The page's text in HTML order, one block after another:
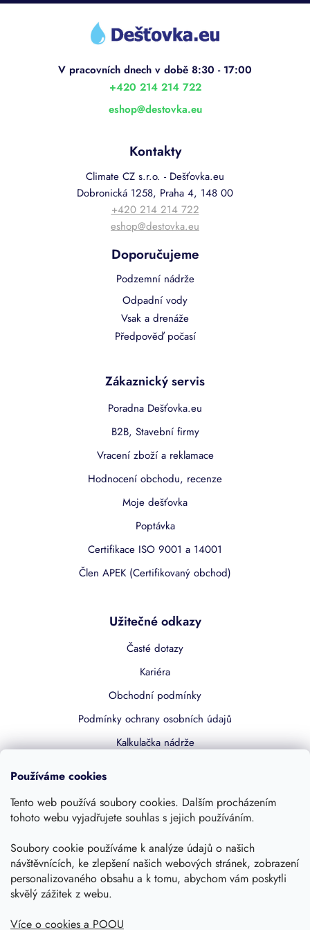
Používáme cookies
Tento web používá soubory cookies. Dalším procházením
tohoto webu vyjadřujete souhlas s jejich používáním.
Soubory cookie používáme k analýze údajů o našich
návštěvnících, ke zlepšení našich webových stránek, zobrazení
personalizovaného obsahu a k tomu, abychom vám poskytli
skvělý zážitek z webu.
Více o cookies a POOU
Z
eshop@destovka.eu
+420 214 214 722
Kontakty
Climate CZ s.r.o. - Dešťovka.eu
Dobronická 1258, Praha 4, 148 00
+420 214 214 722
eshop@destovka.eu
Doporučujeme
Podzemní nádrže
Odpadní vody
Vsak a drenáže
Předpověď počasí
Zákaznický servis
Poradna Dešťovka.eu
B2B, Stavební firmy
Vracení zboží a reklamace
Hodnocení obchodu, recenze
Moje dešťovka
Poptávka
Certifikace ISO 9001 a 14001
Člen APEK (Certifikovaný obchod)
Užitečné odkazy
Časté dotazy
Kariéra
Obchodní podmínky
Podmínky ochrany osobních údajů
Kalkulačka nádrže
Kontakty
Sledujte nás